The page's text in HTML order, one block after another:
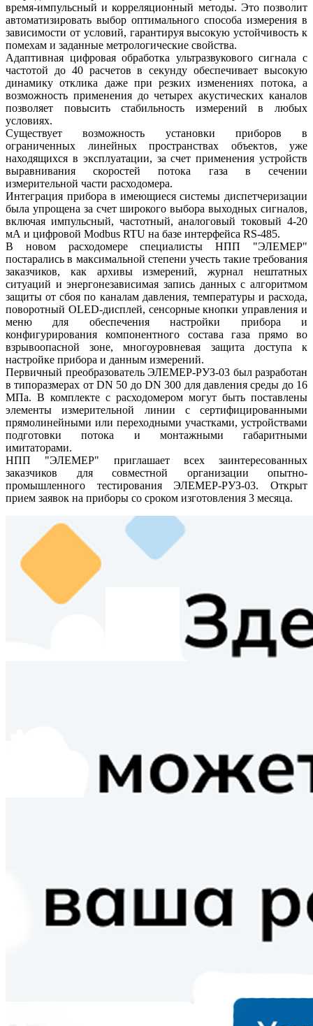
время-импульсный и корреляционный методы. Это позволит
автоматизировать выбор оптимального способа измерения в
зависимости от условий, гарантируя высокую устойчивость к
помехам и заданные метрологические свойства.
Адаптивная цифровая обработка ультразвукового сигнала с
частотой до 40 расчетов в секунду обеспечивает высокую
динамику отклика даже при резких изменениях потока, а
возможность применения до четырех акустических каналов
позволяет повысить стабильность измерений в любых
условиях.
Существует возможность установки приборов в
ограниченных линейных пространствах объектов, уже
находящихся в эксплуатации, за счет применения устройств
выравнивания скоростей потока газа в сечении
измерительной части расходомера.
Интеграция прибора в имеющиеся системы диспетчеризации
была упрощена за счет широкого выбора выходных сигналов,
включая импульсный, частотный, аналоговый токовый 4-20
мА и цифровой Modbus RTU на базе интерфейса RS-485.
В новом расходомере специалисты НПП "ЭЛЕМЕР"
постарались в максимальной степени учесть такие требования
заказчиков, как архивы измерений, журнал нештатных
ситуаций и энергонезависимая запись данных с алгоритмом
защиты от сбоя по каналам давления, температуры и расхода,
поворотный OLED-дисплей, сенсорные кнопки управления и
меню для обеспечения настройки прибора и
конфигурирования компонентного состава газа прямо во
взрывоопасной зоне, многоуровневая защита доступа к
настройке прибора и данным измерений.
Первичный преобразователь ЭЛЕМЕР-РУЗ-03 был разработан
в типоразмерах от DN 50 до DN 300 для давления среды до 16
МПа. В комплекте с расходомером могут быть поставлены
элементы измерительной линии с сертифицированными
прямолинейными или переходными участками, устройствами
подготовки потока и монтажными габаритными
имитаторами.
НПП "ЭЛЕМЕР" приглашает всех заинтересованных
заказчиков для совместной организации опытно-
промышленного тестирования ЭЛЕМЕР-РУЗ-03. Открыт
прием заявок на приборы со сроком изготовления 3 месяца.